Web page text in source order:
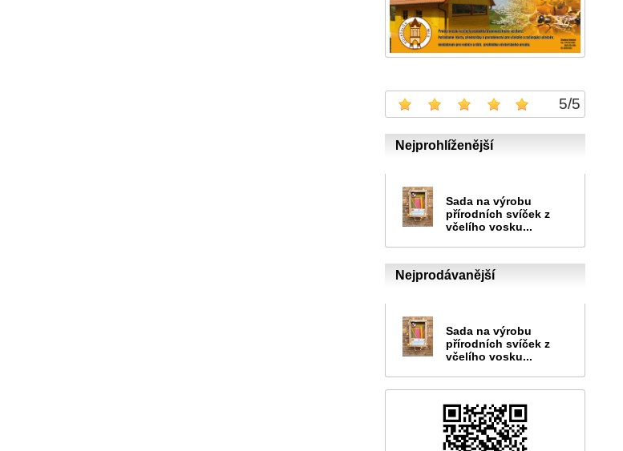
5/5
Nejprohlíženější
Sada na výrobu
přírodních svíček z
včelího vosku...
Nejprodávanější
Sada na výrobu
přírodních svíček z
včelího vosku...